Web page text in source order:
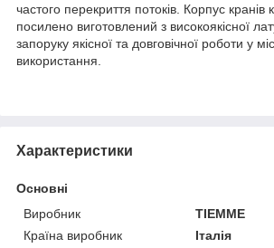
частого перекриття потоків. Корпус кранів
посилено виготовлений з високоякісної
запоруку якісної та довговічної роботи у
використання.
Характеристики
Основні
Виробник
TIEMME
Країна виробник
Італія